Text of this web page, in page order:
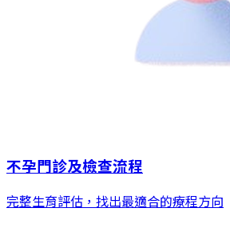
不孕門診及檢查流程
完整生育評估，找出最適合的療程方向